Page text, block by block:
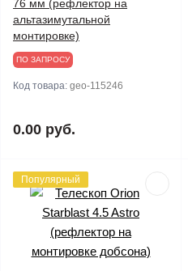
76 мм (рефлектор на
альтазимутальной
монтировке)
ПО ЗАПРОСУ
Код товара: geo-115246
0.00 руб.
Популярный